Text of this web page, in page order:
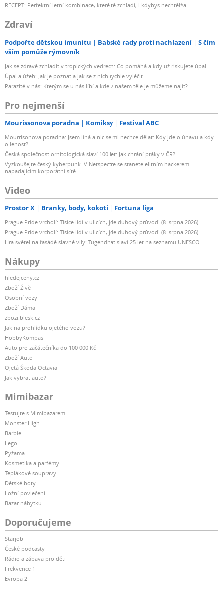
RECEPT: Perfektní letní kombinace, které tě zchladí, i kdybys nechtěl*a
Zdraví
Podpořte dětskou imunitu Babské rady proti nachlazení
S čím
vším pomůže rýmovník
Jak se zdravě zchladit v tropických vedrech: Co pomáhá a kdy už riskujete úpal
Úpal a úžeh: Jak je poznat a jak se z nich rychle vyléčit
Parazité v nás: Kterým se u nás líbí a kde v našem těle je můžeme najít?
Pro nejmenší
Mourissonova poradna Komiksy Festival ABC
Mourrisonova poradna: Jsem líná a nic se mi nechce dělat: Kdy jde o únavu a kdy
o lenost?
Česká společnost ornitologická slaví 100 let: Jak chrání ptáky v ČR?
Vyzkoušejte český kyberpunk. V Netspectre se stanete elitním hackerem
napadajícím korporátní sítě
Video
Prostor X Branky, body, kokoti Fortuna liga
Prague Pride vrcholí: Tisíce lidí v ulicích, jde duhový průvod! (8. srpna 2026)
Prague Pride vrcholí: Tisíce lidí v ulicích, jde duhový průvod! (8. srpna 2026)
Hra světel na fasádě slavné vily: Tugendhat slaví 25 let na seznamu UNESCO
Nákupy
hledejceny.cz
Zboží Živě
Osobní vozy
Zboží Dáma
zbozi.blesk.cz
Jak na prohlídku ojetého vozu?
HobbyKompas
Auto pro začátečníka do 100 000 Kč
Zboží Auto
Ojetá Škoda Octavia
Jak vybrat auto?
Mimibazar
Testujte s Mimibazarem
Monster High
Barbie
Lego
Pyžama
Kosmetika a parfémy
Teplákové soupravy
Dětské boty
Ložní povlečení
Bazar nábytku
Doporučujeme
Starjob
České podcasty
Rádio a zábava pro děti
Frekvence 1
Evropa 2